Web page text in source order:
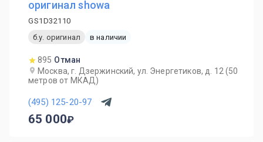
оригинал showa
GS1D32110
б.у. оригинал
в наличии
895 Отман
Москва, г. Дзержинский, ул. Энергетиков, д. 12 (50
метров от МКАД)
(495) 125-20-97
65 000